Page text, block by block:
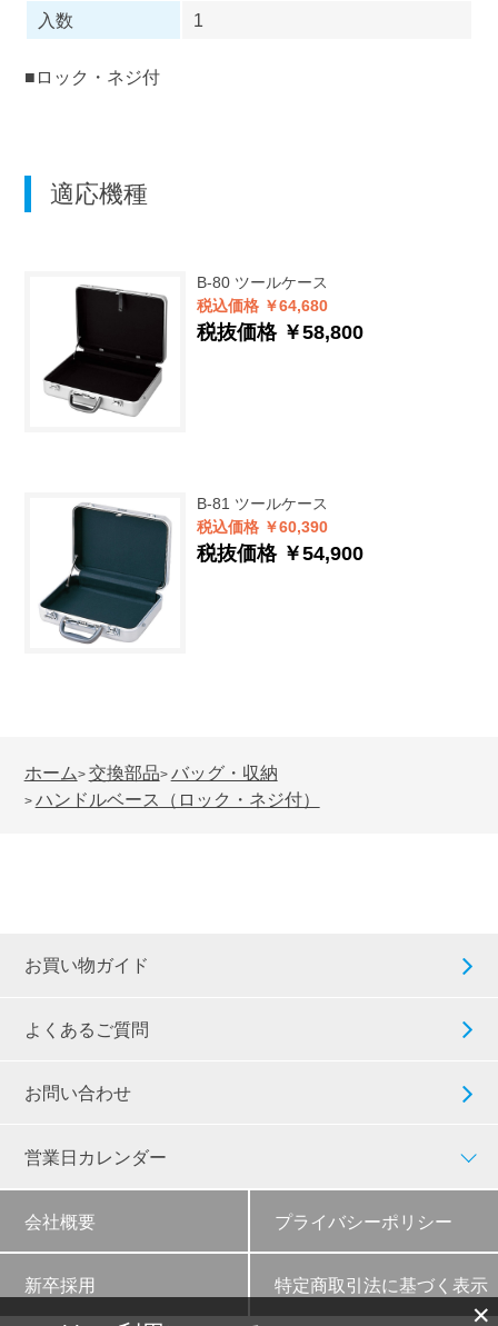
入数
1
■ロック・ネジ付
適応機種
B-80 ツールケース
税込価格 ￥64,680
税抜価格 ￥58,800
B-81 ツールケース
税込価格 ￥60,390
税抜価格 ￥54,900
ホーム> 交換部品> バッグ・収納
> ハンドルベース（ロック・ネジ付）
お買い物ガイド
よくあるご質問
お問い合わせ
営業日カレンダー
会社概要 プライバシーポリシー
新卒採用 特定商取引法に基づく表示
✕